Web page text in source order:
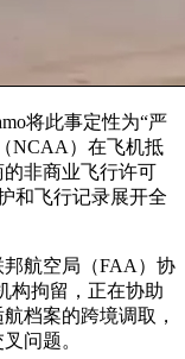
将此事定性为“严
NCAA）在飞机抵
非商业飞行许可
和飞行记录展开全
航空局（FAA）协
构拘留，正在协助
档案的跨境调取，
问题。